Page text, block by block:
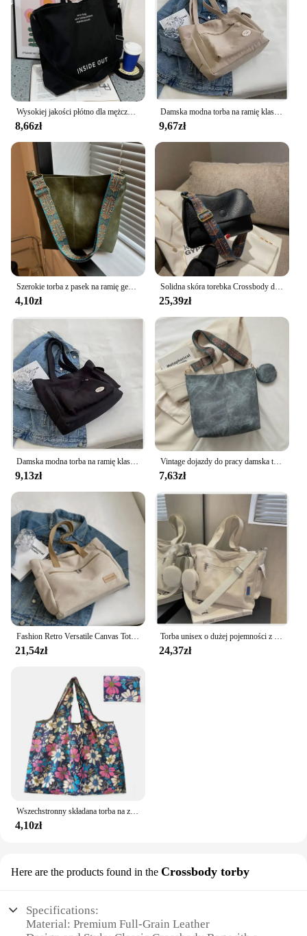
Wysokiej jakości płótno dla mężczyzn i kobiet Prosta torba na ramię Gruba torba na ramię Duża pojemność Pakiet artystyczny dla studentów Tornister
8,66zł
Damska modna torba na ramię klasa o dużej pojemności torba studencka 2024 nowa płócienna torebka dojazdowa torebka damska
9,67zł
Szerokie torba z pasek na ramię geometryczne torby Crossbody o dużej pojemności dla kobiet, Retro skóra damska torba na zakupy podróż
4,10zł
Solidna skóra torebka Crossbody dla kobiet, 2024 zajmują się kobiecym prostym ramieniem torba boczna wysokiej jakości torebki i portmonetki kobiet
25,39zł
Damska modna torba na ramię klasa o dużej pojemności torba studencka 2024 nowa płócienna torebka dojazdowa torebka damska
9,13zł
Vintage dojazdy do pracy damska torba na ramię o dużej pojemności codzienne torby typu Crossbody torebki i portmonetki ze skóry Pu designerska torba
7,63zł
21,54zł 24,37zł
4,10zł
Here are the products found in the Crossbody torby
Specifications:
Material: Premium Full-Grain Leather